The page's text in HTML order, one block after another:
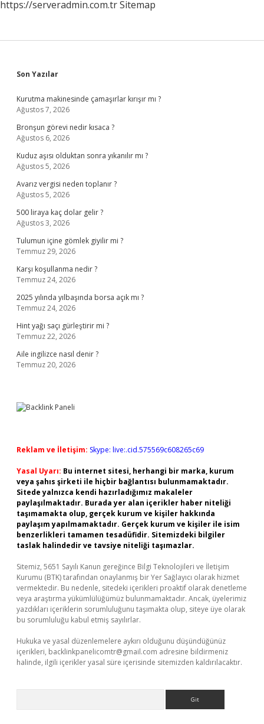
https://serveradmin.com.trSitemap
Sidebar
Son Yazılar
Kurutma makinesinde çamaşırlar kırışır mı ?
Ağustos 7, 2026
Bronşun görevi nedir kısaca ?
Ağustos 6, 2026
Kuduz aşısı olduktan sonra yıkanılır mı ?
Ağustos 5, 2026
Avarız vergisi neden toplanır ?
Ağustos 5, 2026
500 liraya kaç dolar gelir ?
Ağustos 3, 2026
Tulumun içine gömlek giyilir mi ?
Temmuz 29, 2026
Karşı koşullanma nedir ?
Temmuz 24, 2026
2025 yılında yılbaşında borsa açık mı ?
Temmuz 24, 2026
Hint yağı saçı gürleştirir mi ?
Temmuz 22, 2026
Aile ingilizce nasıl denir ?
Temmuz 20, 2026
Reklam ve İletişim: Skype: live:.cid.575569c608265c69
Yasal Uyarı: Bu internet sitesi, herhangi bir marka, kurum
veya şahıs şirketi ile hiçbir bağlantısı bulunmamaktadır.
Sitede yalnızca kendi hazırladığımız makaleler
paylaşılmaktadır. Burada yer alan içerikler haber niteliği
taşımamakta olup, gerçek kurum ve kişiler hakkında
paylaşım yapılmamaktadır. Gerçek kurum ve kişiler ile isim
benzerlikleri tamamen tesadüfidir. Sitemizdeki bilgiler
taslak halindedir ve tavsiye niteliği taşımazlar.
Sitemiz, 5651 Sayılı Kanun gereğince Bilgi Teknolojileri ve İletişim
Kurumu (BTK) tarafından onaylanmış bir Yer Sağlayıcı olarak hizmet
vermektedir. Bu nedenle, sitedeki içerikleri proaktif olarak denetleme
veya araştırma yükümlülüğümüz bulunmamaktadır. Ancak, üyelerimiz
yazdıkları içeriklerin sorumluluğunu taşımakta olup, siteye üye olarak
bu sorumluluğu kabul etmiş sayılırlar.
Hukuka ve yasal düzenlemelere aykırı olduğunu düşündüğünüz
içerikleri, backlinkpanelicomtr@gmail.com adresine bildirmeniz
halinde, ilgili içerikler yasal süre içerisinde sitemizden kaldırılacaktır.